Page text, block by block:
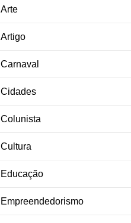
Arte
Artigo
Carnaval
Cidades
Colunista
Cultura
Educação
Empreendedorismo